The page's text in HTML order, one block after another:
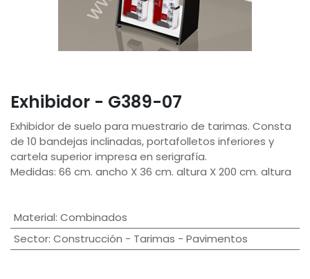
Exhibidor - G389-07
Exhibidor de suelo para muestrario de tarimas. Consta
de 10 bandejas inclinadas, portafolletos inferiores y
cartela superior impresa en serigrafía.
Medidas: 66 cm. ancho X 36 cm. altura X 200 cm. altura
Material: Combinados
Sector: Construcción - Tarimas - Pavimentos